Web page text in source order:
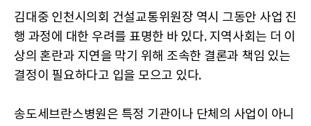
김대중 인천시의회 건설교통위원장 역시 그동안 사업 진
행 과정에 대한 우려를 표명한 바 있다. 지역사회는 더 이
상의 혼란과 지연을 막기 위해 조속한 결론과 책임 있는
결정이 필요하다고 입을 모으고 있다.
송도세브란스병원은 특정 기관이나 단체의 사업이 아니